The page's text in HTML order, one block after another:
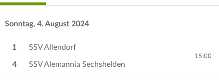
Sonntag, 4. August 2024
1
4
SSV Allendorf
SSV Alemannia Sechshelden
15:00